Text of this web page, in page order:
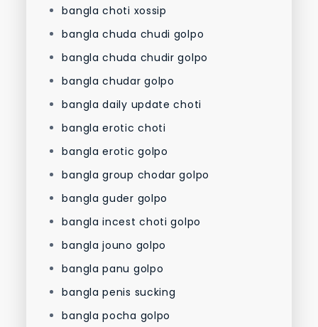
bangla choti xossip
bangla chuda chudi golpo
bangla chuda chudir golpo
bangla chudar golpo
bangla daily update choti
bangla erotic choti
bangla erotic golpo
bangla group chodar golpo
bangla guder golpo
bangla incest choti golpo
bangla jouno golpo
bangla panu golpo
bangla penis sucking
bangla pocha golpo